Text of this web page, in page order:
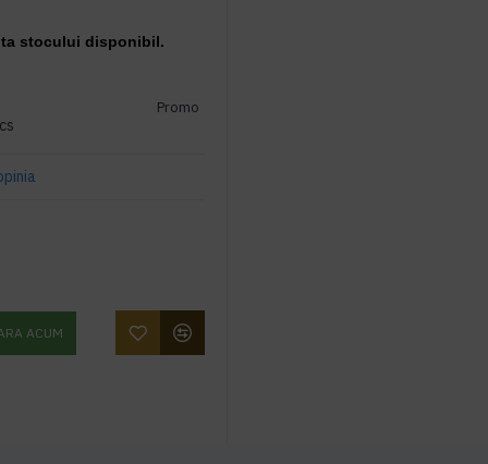
stocului disponibil.
Promo
ACUM